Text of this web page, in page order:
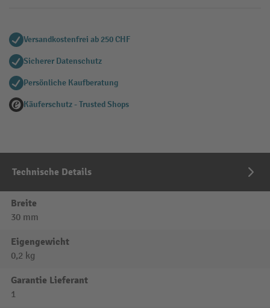
Versandkostenfrei ab 250 CHF
Sicherer Datenschutz
Persönliche Kaufberatung
Käuferschutz - Trusted Shops
Technische Details
Breite
30 mm
Eigengewicht
0,2 kg
Garantie Lieferant
1